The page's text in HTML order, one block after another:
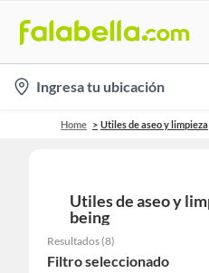
location-
icon
Ingresa tu ubicación
Home Utiles de aseo y limpieza
Utiles de aseo y limpieza - well
being
Resultados (8)
Filtro seleccionado